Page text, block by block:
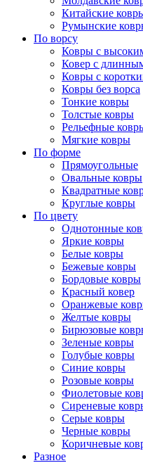
Китайские
Румынские
По ворсу
Ковры с
Ковер с
Ковры с
Ковры без ворса
Тонкие ковры
Толстые ковры
Рельефные
Мягкие ковры
По форме
Прямоугольные
Овальные ковры
Квадратные
Круглые ковры
По цвету
Однотонные
Яркие ковры
Белые ковры
Бежевые ковры
Бордовые ковры
Красный ковер
Оранжевые
Желтые ковры
Бирюзовые
Зеленые ковры
Голубые ковры
Синие ковры
Розовые ковры
Фиолетовые
Сиреневые
Серые ковры
Черные ковры
Коричневые
Разное